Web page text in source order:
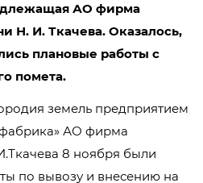
АО фирма
Н. И. Ткачева. Оказалось,
плановые работы с
помета.
земель предприятием
АО фирма
8 ноября были
по вывозу и внесению на